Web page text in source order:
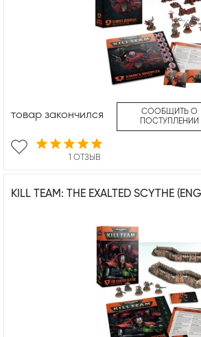
1 ОТЗЫВ
товар закончился
СООБЩИТЬ О
ПОСТУПЛЕНИИ
KILL TEAM: THE EXALTED SCYTHE